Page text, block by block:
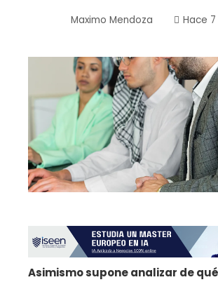
Maximo Mendoza Hace
Asimismo supone analizar de